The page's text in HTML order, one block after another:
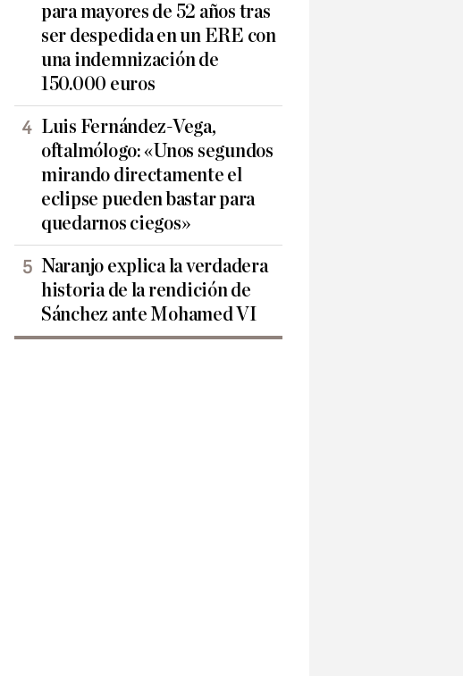
para mayores de 52 años tras
ser despedida en un ERE con
una indemnización de
150.000 euros
Luis Fernández-Vega,
oftalmólogo: «Unos segundos
mirando directamente el
eclipse pueden bastar para
quedarnos ciegos»
Naranjo explica la verdadera
historia de la rendición de
Sánchez ante Mohamed VI